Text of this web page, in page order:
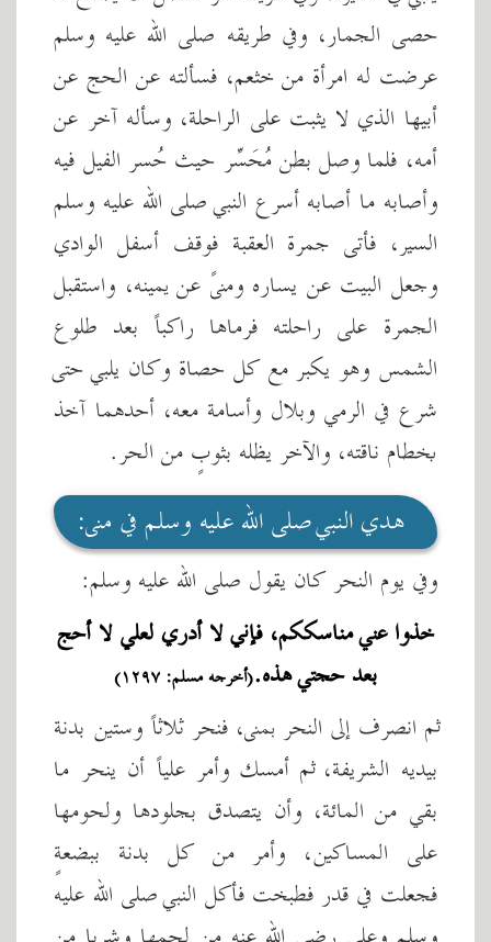
حصى الجمار، وفي طريقه صلى الله عليه وسلم
عرضت له امرأة من خثعم، فسألته عن الحج عن
أبيها الذي لا يثبت على الراحلة، وسأله آخر عن
أمه، فلما وصل بطن مُحَسِّر حيث حُسر الفيل فيه
وأصابه ما أصابه أسرع النبي صلى الله عليه وسلم
السير، فأتى جمرة العقبة فوقف أسفل الوادي
وجعل البيت عن يساره ومنىً عن يمينه، واستقبل
الجمرة على راحلته فرماها راكباً بعد طلوع
الشمس وهو يكبر مع كل حصاة وكان يلبي حتى
شرع في الرمي وبلال وأسامة معه، أحدهما آخذ
بخطام ناقته، والآخر يظله بثوبٍ من الحر.
هدي النبي صلى الله عليه وسلم في منى:
وفي يوم النحر كان يقول صلى الله عليه وسلم:
خذوا عني مناسككم، فإني لا أدري لعلي لا أحج
بعد حجتي هذه.(أخرجه مسلم: ١٢٩٧)
ثم انصرف إلى النحر بمنى، فنحر ثلاثاً وستين بدنة
بيديه الشريفة، ثم أمسك وأمر علياً أن ينحر ما
بقي من المائة، وأن يتصدق بجلودها ولحومها
على المساكين، وأمر من كل بدنة ببضعةٍ
فجعلت في قدر فطبخت فأكل النبي صلى الله عليه